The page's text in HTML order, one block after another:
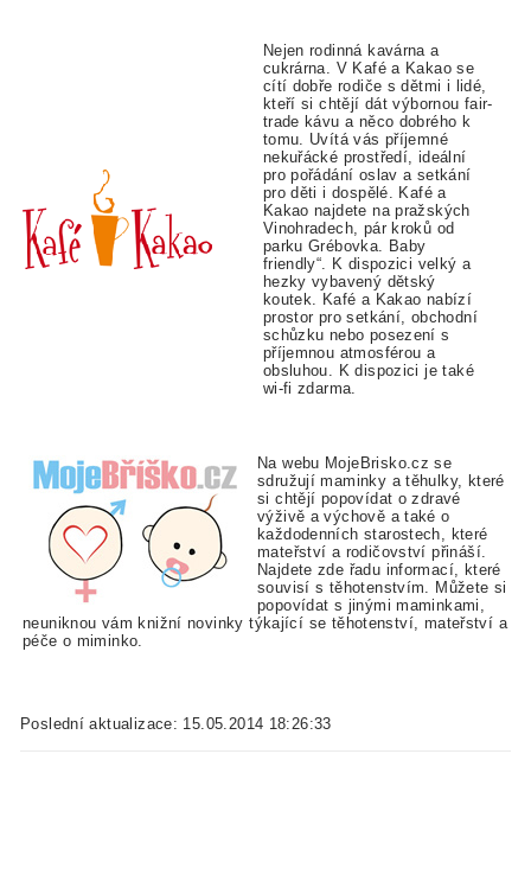
Nejen rodinná kavárna a
cukrárna. V Kafé a Kakao se
cítí dobře rodiče s dětmi i lidé,
kteří si chtějí dát výbornou fair-
trade kávu a něco dobrého k
tomu. Uvítá vás příjemné
nekuřácké prostředí, ideální
pro pořádání oslav a setkání
pro děti i dospělé. Kafé a
Kakao najdete na pražských
Vinohradech, pár kroků od
parku Grébovka. Baby
friendly“. K dispozici velký a
hezky vybavený dětský
koutek. Kafé a Kakao nabízí
prostor pro setkání, obchodní
schůzku nebo posezení s
příjemnou atmosférou a
obsluhou. K dispozici je také
wi-fi zdarma.
Na webu MojeBrisko.cz se
sdružují maminky a těhulky, které
si chtějí popovídat o zdravé
výživě a výchově a také o
každodenních starostech, které
mateřství a rodičovství přináší.
Najdete zde řadu informací, které
souvisí s těhotenstvím. Můžete si
popovídat s jinými maminkami,
neuniknou vám knižní novinky týkající se těhotenství, mateřství a
péče o miminko.
Poslední aktualizace: 15.05.2014 18:26:33